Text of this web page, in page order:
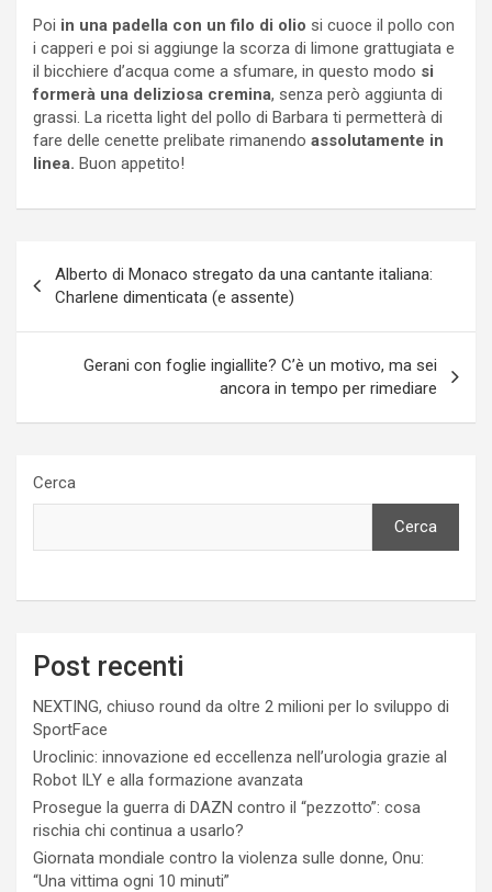
Poi in una padella con un filo di olio si cuoce il pollo con
i capperi e poi si aggiunge la scorza di limone grattugiata e
il bicchiere d’acqua come a sfumare, in questo modo si
formerà una deliziosa cremina, senza però aggiunta di
grassi. La ricetta light del pollo di Barbara ti permetterà di
fare delle cenette prelibate rimanendo assolutamente in
linea. Buon appetito!
articoli
Alberto di Monaco stregato da una cantante italiana:
Charlene dimenticata (e assente)
Gerani con foglie ingiallite? C’è un motivo, ma sei
ancora in tempo per rimediare
Cerca
Cerca
Post recenti
NEXTING, chiuso round da oltre 2 milioni per lo sviluppo di
SportFace
Uroclinic: innovazione ed eccellenza nell’urologia grazie al
Robot ILY e alla formazione avanzata
Prosegue la guerra di DAZN contro il “pezzotto”: cosa
rischia chi continua a usarlo?
Giornata mondiale contro la violenza sulle donne, Onu:
“Una vittima ogni 10 minuti”